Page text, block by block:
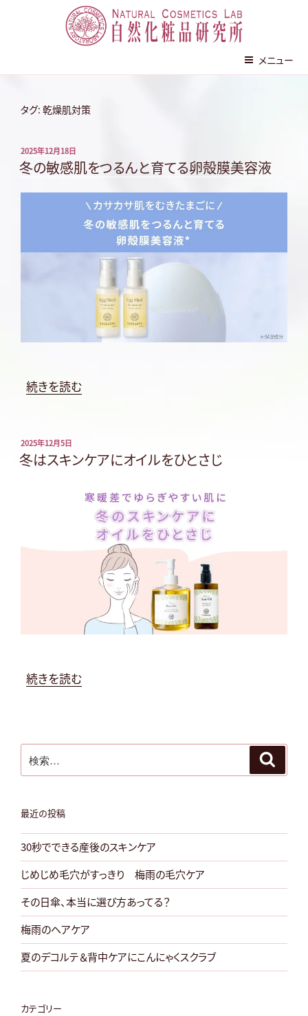
メニュー
タグ: 乾燥肌対策
投
稿
日:
2025年12月18日
冬の敏感肌をつるんと育てる卵殻膜美容液
“冬
感
肌
卵
膜
続きを読む
投
稿
日:
2025年12月5日
冬はスキンケアにオイルをひとさじ
“冬
ン
ケ
に
オ
イ
ル
を
ひ
と
さ
じ”
続きを読む
索:
最近の投稿
30秒でできる産後のスキンケア
じめじめ毛穴がすっきり 梅雨の毛穴ケア
その日傘、本当に選び方あってる？
梅雨のヘアケア
夏のデコルテ＆背中ケアにこんにゃくスクラブ
カテゴリー